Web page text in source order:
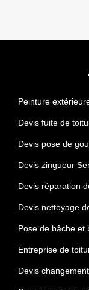
Peinture
Devis fuite de
Devis pose de
Devis zingueur
Devis réparation
Devis nettoyage
Pose de bâche et
Entreprise de
Devis